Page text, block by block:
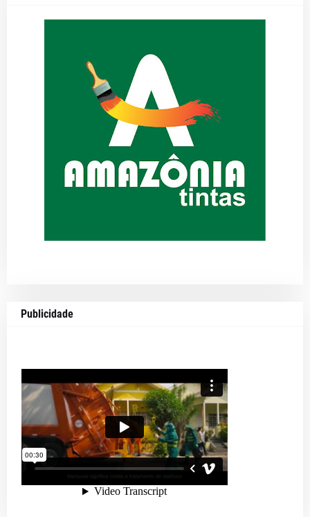
Publicidade